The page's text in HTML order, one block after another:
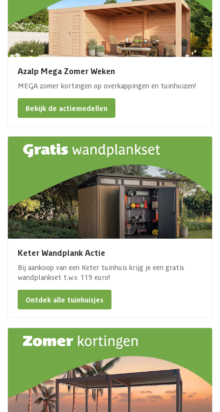
Azalp Mega Zomer Weken
MEGA zomer kortingen op overkappingen en tuinhuizen!
Bekijk de actiemodellen
Keter Wandplank Actie
Bij aankoop van een Keter tuinhuis krijg je een gratis
wandplankset t.w.v. 119 euro!
Ontdek alle tuinhuisjes